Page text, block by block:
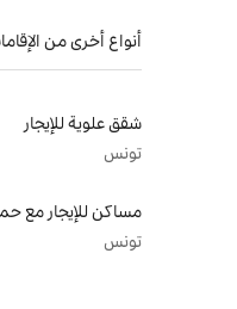
أنواع أخرى من
شقق علوية للإيجار
تونس
تونس